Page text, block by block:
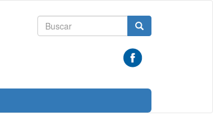
Formulario